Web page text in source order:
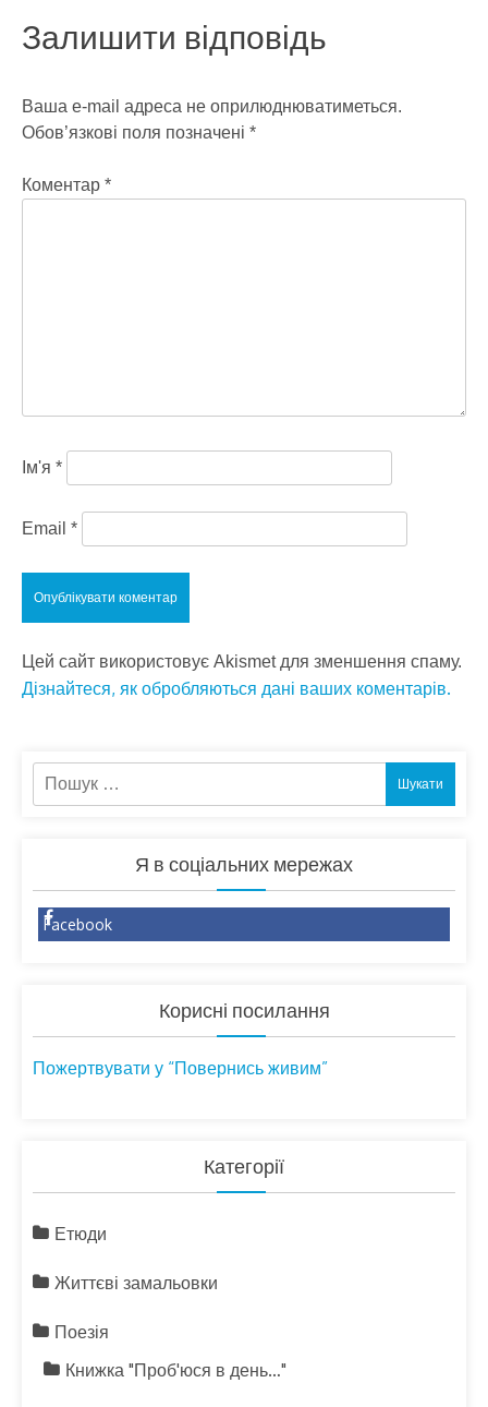
Залишити відповідь
Ваша e-mail адреса не оприлюднюватиметься.
Обов’язкові поля позначені *
Коментар *
Ім'я *
Email *
Цей сайт використовує Akismet для зменшення спаму.
Дізнайтеся, як обробляються дані ваших коментарів.
Пошук:
Я в соціальних мережах
Facebook
Корисні посилання
Пожертвувати у “Повернись живим”
Категорії
Етюди
Життєві замальовки
Поезія
Книжка "Проб'юся в день…"